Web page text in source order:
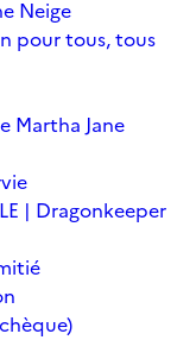
Neige
pour tous, tous
Martha Jane
| Dragonkeeper